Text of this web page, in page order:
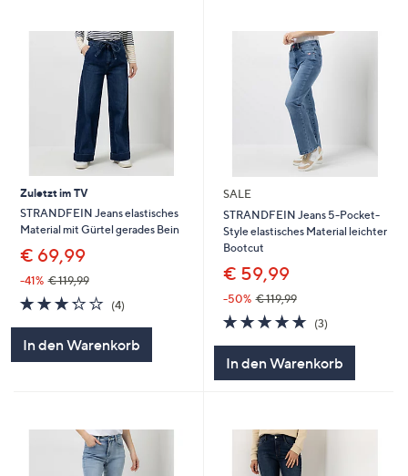
Zuletzt im TV
STRANDFEIN Jeans elastisches
Material mit Gürtel gerades Bein
€ 69,99
-41% € 119,99
3.2
von
(4)4
In den Warenkorb
SALE
STRANDFEIN Jeans 5-Pocket-
Style elastisches Material leichter
Bootcut
€ 59,99
-50% € 119,99
4.7
von
(3)
In den Warenkorb